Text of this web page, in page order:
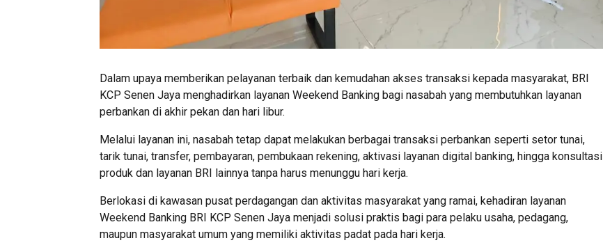
Dalam upaya memberikan pelayanan terbaik dan kemudahan akses transaksi kepada masyarakat, BRI
KCP Senen Jaya menghadirkan layanan Weekend Banking bagi nasabah yang membutuhkan layanan
perbankan di akhir pekan dan hari libur.
Melalui layanan ini, nasabah tetap dapat melakukan berbagai transaksi perbankan seperti setor tunai,
tarik tunai, transfer, pembayaran, pembukaan rekening, aktivasi layanan digital banking, hingga konsultasi
produk dan layanan BRI lainnya tanpa harus menunggu hari kerja.
Berlokasi di kawasan pusat perdagangan dan aktivitas masyarakat yang ramai, kehadiran layanan
Weekend Banking BRI KCP Senen Jaya menjadi solusi praktis bagi para pelaku usaha, pedagang,
maupun masyarakat umum yang memiliki aktivitas padat pada hari kerja.